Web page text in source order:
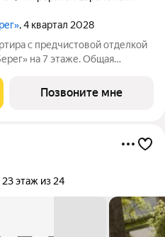
, 4 квартал 2028
с предчистовой отделкой
на 7 этаже. Общая
потолков 2.7 м. Квартира с
Позвоните мне
23 этаж из 24